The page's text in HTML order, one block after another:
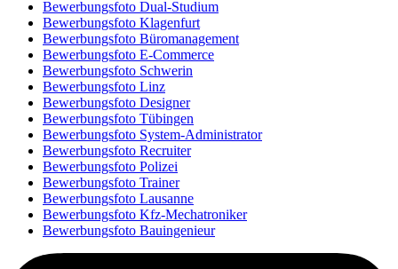
Bewerbungsfoto Dual-Studium
Bewerbungsfoto Klagenfurt
Bewerbungsfoto Büromanagement
Bewerbungsfoto E-Commerce
Bewerbungsfoto Schwerin
Bewerbungsfoto Linz
Bewerbungsfoto Designer
Bewerbungsfoto Tübingen
Bewerbungsfoto System-Administrator
Bewerbungsfoto Recruiter
Bewerbungsfoto Polizei
Bewerbungsfoto Trainer
Bewerbungsfoto Lausanne
Bewerbungsfoto Kfz-Mechatroniker
Bewerbungsfoto Bauingenieur